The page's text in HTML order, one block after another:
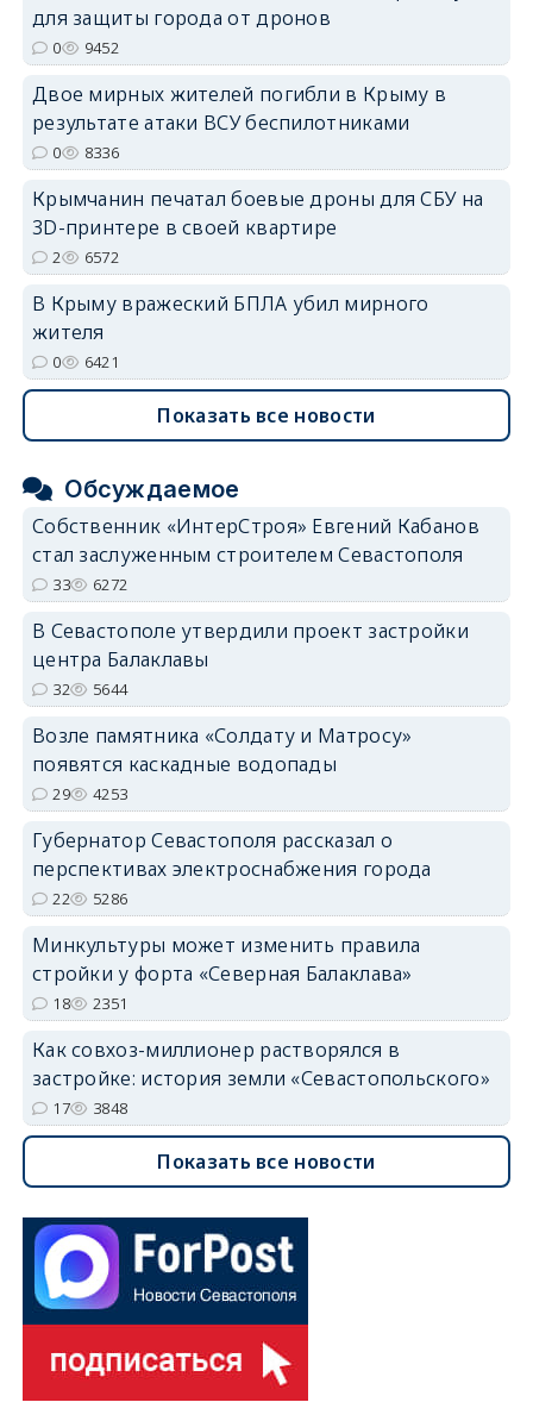
для защиты города от дронов
0 9452
Двое мирных жителей погибли в Крыму в
результате атаки ВСУ беспилотниками
0 8336
Крымчанин печатал боевые дроны для СБУ на
3D-принтере в своей квартире
2 6572
В Крыму вражеский БПЛА убил мирного
жителя
0 6421
Показать все новости
Обсуждаемое
Собственник «ИнтерСтроя» Евгений Кабанов
стал заслуженным строителем Севастополя
33 6272
В Севастополе утвердили проект застройки
центра Балаклавы
32 5644
Возле памятника «Солдату и Матросу»
появятся каскадные водопады
29 4253
Губернатор Севастополя рассказал о
перспективах электроснабжения города
22 5286
Минкультуры может изменить правила
стройки у форта «Северная Балаклава»
18 2351
Как совхоз-миллионер растворялся в
застройке: история земли «Севастопольского»
17 3848
Показать все новости